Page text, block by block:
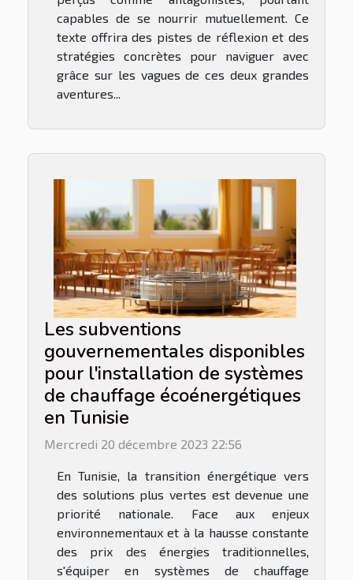
capables de se nourrir mutuellement. Ce
texte offrira des pistes de réflexion et des
stratégies concrètes pour naviguer avec
grâce sur les vagues de ces deux grandes
aventures...
Les subventions
gouvernementales disponibles
pour l'installation de systèmes
de chauffage écoénergétiques
en Tunisie
Mercredi 20 décembre 2023 22:56
En Tunisie, la transition énergétique vers
des solutions plus vertes est devenue une
priorité nationale. Face aux enjeux
environnementaux et à la hausse constante
des prix des énergies traditionnelles,
s'équiper en systèmes de chauffage